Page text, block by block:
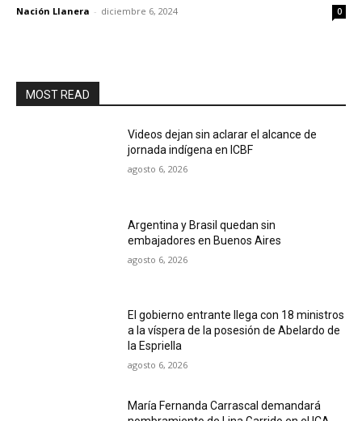
Nación Llanera - diciembre 6, 2024 0
MOST READ
Videos dejan sin aclarar el alcance de
jornada indígena en ICBF
agosto 6, 2026
Argentina y Brasil quedan sin
embajadores en Buenos Aires
agosto 6, 2026
El gobierno entrante llega con 18 ministros
a la víspera de la posesión de Abelardo de
la Espriella
agosto 6, 2026
María Fernanda Carrascal demandará